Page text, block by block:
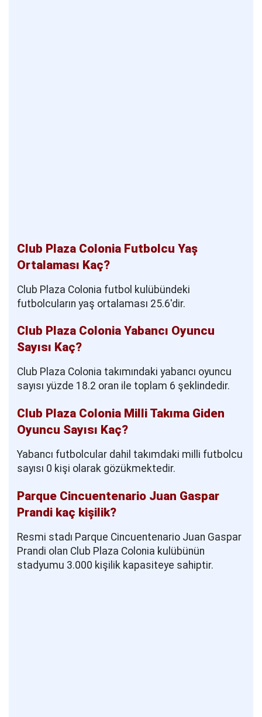
Club Plaza Colonia Futbolcu Yaş
Ortalaması Kaç?
Club Plaza Colonia futbol kulübündeki
futbolcuların yaş ortalaması 25.6'dir.
Club Plaza Colonia Yabancı Oyuncu
Sayısı Kaç?
Club Plaza Colonia takımındaki yabancı oyuncu
sayısı yüzde 18.2 oran ile toplam 6 şeklindedir.
Club Plaza Colonia Milli Takıma Giden
Oyuncu Sayısı Kaç?
Yabancı futbolcular dahil takımdaki milli futbolcu
sayısı 0 kişi olarak gözükmektedir.
Parque Cincuentenario Juan Gaspar
Prandi kaç kişilik?
Resmi stadı Parque Cincuentenario Juan Gaspar
Prandi olan Club Plaza Colonia kulübünün
stadyumu 3.000 kişilik kapasiteye sahiptir.